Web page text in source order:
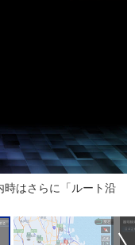
時はさらに「ルート沿